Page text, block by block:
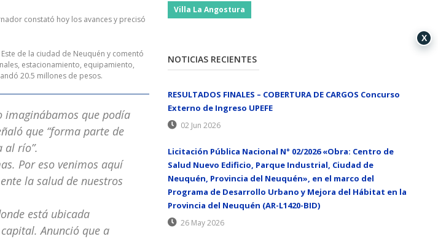
constató hoy los avances y precisó
de la ciudad de Neuquén y comentó
estacionamiento, equipamiento,
20.5 millones de pesos.
imaginábamos que podía
que “forma parte de
al río”.
Por eso venimos aquí
la salud de nuestros
está ubicada
Anunció que a
Villa La Angostura
NOTICIAS RECIENTES
RESULTADOS FINALES – COBERTURA DE CARGOS Concurso
Externo de Ingreso UPEFE
02 Jun 2026
Licitación Pública Nacional N° 02/2026 «Obra: Centro de
Salud Nuevo Edificio, Parque Industrial, Ciudad de
Neuquén, Provincia del Neuquén», en el marco del
Programa de Desarrollo Urbano y Mejora del Hábitat en la
Provincia del Neuquén (AR-L1420-BID)
26 May 2026
X